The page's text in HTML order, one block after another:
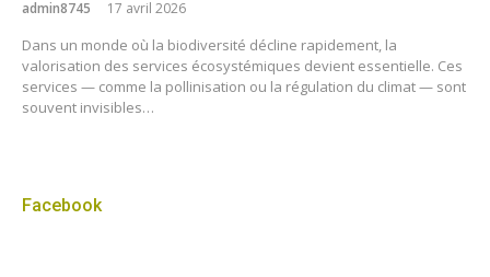
admin8745 17 avril 2026
Dans un monde où la biodiversité décline rapidement, la
valorisation des services écosystémiques devient essentielle. Ces
services — comme la pollinisation ou la régulation du climat — sont
souvent invisibles…
Facebook